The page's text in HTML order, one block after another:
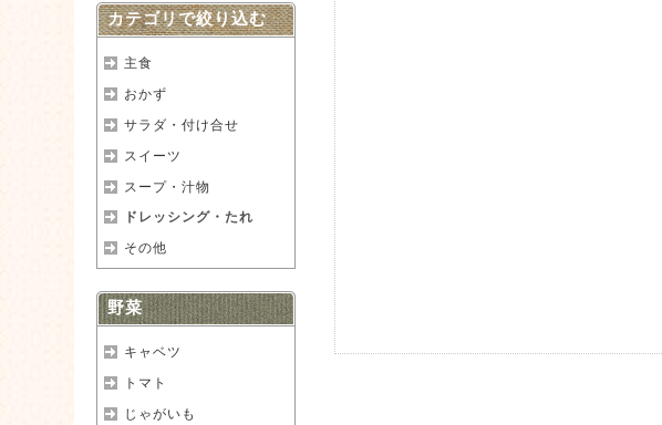
カテゴリで絞り込む
主食
おかず
サラダ・付け合せ
スイーツ
スープ・汁物
ドレッシング・たれ
その他
野菜
キャベツ
トマト
じゃがいも